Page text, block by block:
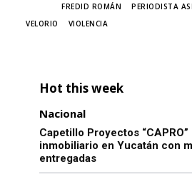
FREDID ROMÁN PERIODISTA
VELORIO
VIOLENCIA
Hot this week
Nacional
Capetillo Proyectos
inmobiliario en Yucatán con
entregadas